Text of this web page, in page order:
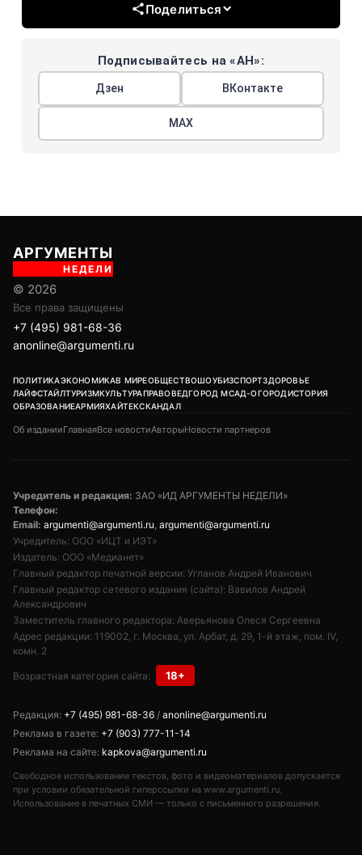
Поделиться
Подписывайтесь на «АН»:
Дзен ВКонтакте
МАХ
АРГУМЕНТЫ
НЕДЕЛИ
© 2026
Все права защищены
+7 (495) 981-68-36
anonline@argumenti.ru
ПОЛИТИКАЭКОНОМИКАВ МИРЕОБЩЕСТВОШОУБИЗСПОРТЗДОРОВЬЕ
ЛАЙФСТАЙЛТУРИЗМКУЛЬТУРАПРАВОВЕДГОРОД МСАД-ОГОРОДИСТОРИЯ
ОБРАЗОВАНИЕАРМИЯХАЙТЕКСКАНДАЛ
Об изданииГлавнаяВсе новостиАвторыНовости партнеров
Учредитель и редакция: ЗАО «ИД АРГУМЕНТЫ НЕДЕЛИ»
Телефон:
Email: argumenti@argumenti.ru argumenti@argumenti.ru
Учредитель: ООО «ИЦТ и ИЭТ»
Издатель: ООО «Медианет»
Главный редактор печатной версии: Угланов Андрей Иванович
Главный редактор сетевого издания (сайта): Вавилов Андрей
Александрович
Заместитель главного редактора: Аверьянова Олеся Сергеевна
Адрес редакции: 119002, г. Москва, ул. Арбат, д. 29, 1-й этаж, пом. IV,
комн. 2
Возрастная категория сайта: 18+
Редакция: +7 (495) 981-68-36 / anonline@argumenti.ru
Реклама в газете: +7 (903) 777-11-14
Реклама на сайте: kapkova@argumenti.ru
Свободное использование текстов, фото и видеоматериалов допускается
при условии обязательной гиперссылки на www.argumenti.ru.
Использование в печатных СМИ — только с письменного разрешения.